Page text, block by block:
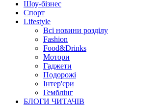
Шоу-бізнес
Спорт
Lifestyle
Всі новини розділу
Fashion
Food&Drinks
Мотори
Гаджети
Подорожі
Інтер'єри
Гемблінг
БЛОГИ ЧИТАЧІВ